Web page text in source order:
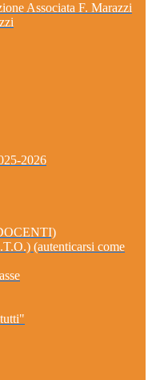
Associata F. Marazzi
2026
(autenticarsi come